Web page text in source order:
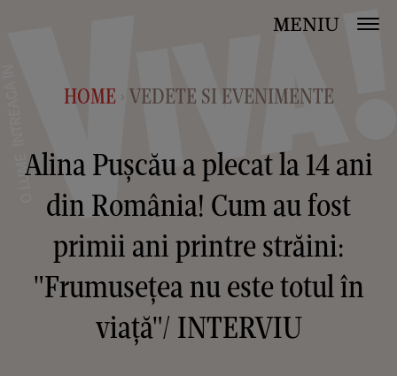
MENIU
HOME > VEDETE SI EVENIMENTE
Alina Pușcău a plecat la 14 ani
din România! Cum au fost
primii ani printre străini:
"Frumusețea nu este totul în
viață"/ INTERVIU